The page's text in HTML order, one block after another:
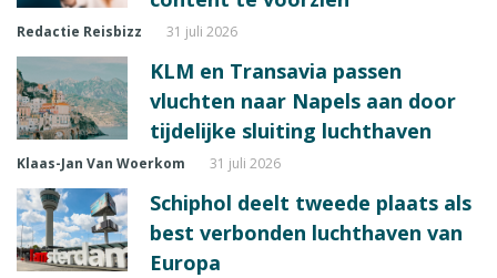
Redactie Reisbizz 31 juli 2026
KLM en Transavia passen
vluchten naar Napels aan door
tijdelijke sluiting luchthaven
Klaas-Jan Van Woerkom 31 juli 2026
Schiphol deelt tweede plaats als
best verbonden luchthaven van
Europa